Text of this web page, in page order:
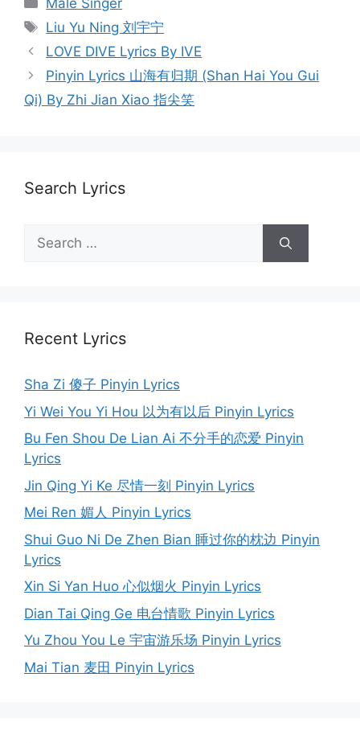
Male Singer
Tags
Liu Yu Ning 刘宇宁
Post
navigation
LOVE DIVE Lyrics By IVE
Pinyin Lyrics 山海有归期 (Shan Hai You Gui
Qi) By Zhi Jian Xiao 指尖笑
Search Lyrics
Search
for:
Recent Lyrics
Sha Zi 傻子 Pinyin Lyrics
Yi Wei You Yi Hou 以为有以后 Pinyin Lyrics
Bu Fen Shou De Lian Ai 不分手的恋爱 Pinyin
Lyrics
Jin Qing Yi Ke 尽情一刻 Pinyin Lyrics
Mei Ren 媚人 Pinyin Lyrics
Shui Guo Ni De Zhen Bian 睡过你的枕边 Pinyin
Lyrics
Xin Si Yan Huo 心似烟火 Pinyin Lyrics
Dian Tai Qing Ge 电台情歌 Pinyin Lyrics
Yu Zhou You Le 宇宙游乐场 Pinyin Lyrics
Mai Tian 麦田 Pinyin Lyrics